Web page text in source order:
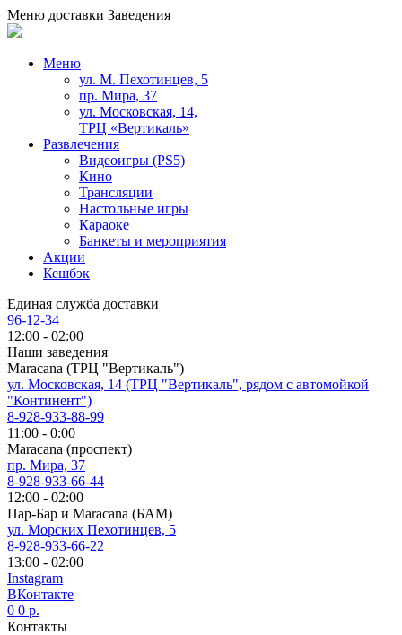
Меню доставки Заведения
Меню
ул. М. Пехотинцев, 5
пр. Мира, 37
ул. Московская, 14,
ТРЦ «Вертикаль»
Развлечения
Видеоигры (PS5)
Кино
Трансляции
Настольные игры
Караоке
Банкеты и мероприятия
Акции
Кешбэк
Единая служба доставки
96-12-34
12:00 - 02:00
Наши заведения
Maracana (ТРЦ "Вертикаль")
ул. Московская, 14 (ТРЦ "Вертикаль", рядом с автомойкой
"Континент")
8-928-933-88-99
11:00 - 0:00
Maracana (проспект)
пр. Мира, 37
8-928-933-66-44
12:00 - 02:00
Пар-Бар и Maracana (БАМ)
ул. Морских Пехотинцев, 5
8-928-933-66-22
13:00 - 02:00
Instagram
ВКонтакте
0 0 р.
Контакты